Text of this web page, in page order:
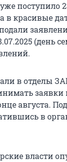
поступило
в красивые
(день
в отделы
заявки
августа.
в
власти